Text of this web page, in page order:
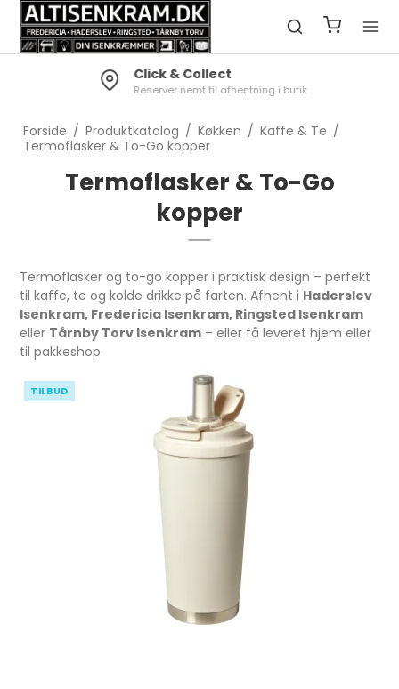
Click & Collect
Reserver nemt til afhentning i butik
Forside / Produktkatalog / Køkken / Kaffe & Te /
Termoflasker & To-Go kopper
Termoflasker & To-Go
kopper
Termoflasker og to-go kopper i praktisk design – perfekt
til kaffe, te og kolde drikke på farten. Afhent i Haderslev
Isenkram, Fredericia Isenkram, Ringsted Isenkram
eller Tårnby Torv Isenkram – eller få leveret hjem eller
til pakkeshop.
TILBUD